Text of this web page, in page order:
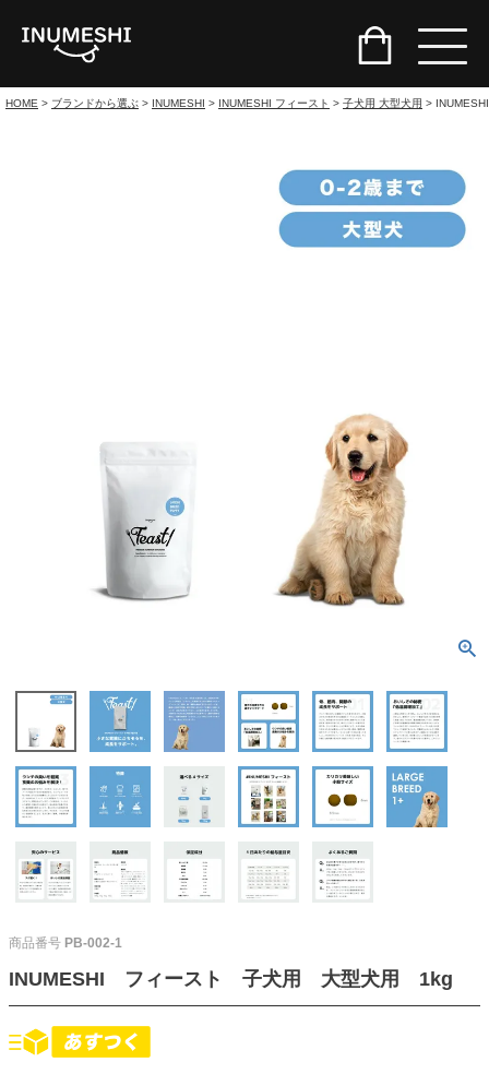
HOME ブランドから選ぶ INUMESHI INUMESHI フィースト 子犬用 大型犬用
商品番号 PB-002-1
INUMESHI フィースト 子犬用 大型犬用 1kg